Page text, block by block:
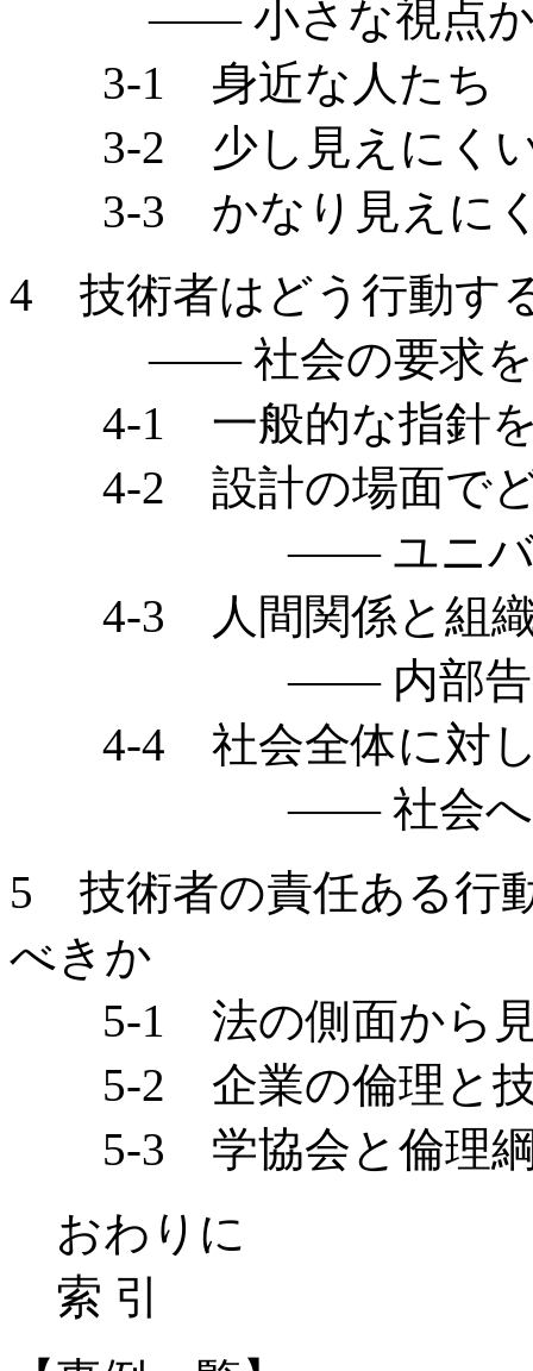
—— 小さな視点から
3-1 身近な人たち
3-2 少し見えにくい
3-3 かなり見えにく
4 技術者はどう行動す
—— 社会の要求を解
4-1 一般的な指針を
4-2 設計の場面でど
—— ユニバーサ
4-3 人間関係と組織
—— 内部告発につ
4-4 社会全体に対し
—— 社会への説
5 技術者の責任ある行
べきか
5-1 法の側面から見
5-2 企業の倫理と技
5-3 学協会と倫理綱
おわりに
索 引